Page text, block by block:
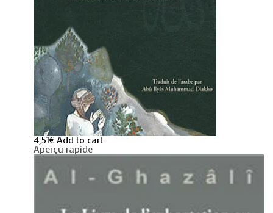
4,51€ Add to cart
Aperçu rapide